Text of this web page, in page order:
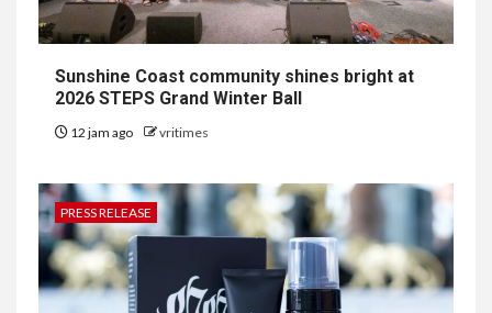
Sunshine Coast community shines bright at
2026 STEPS Grand Winter Ball
12 jam ago vritimes
PRESS RELEASE